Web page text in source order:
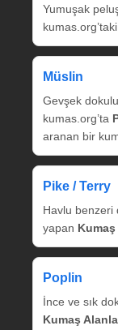
Yumuşak
kumas.org’taki
Müslin
Gevşek
kumas.org’ta
aranan bir
Pike / Terry
Havlu benzeri
yapan
Poplin
İnce ve sık
Kumaş